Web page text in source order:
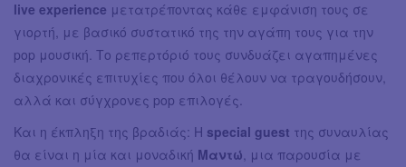
live experience μετατρέποντας κάθε εμφάνιση τους σε
γιορτή, με βασικό συστατικό της την αγάπη τους για την
pop μουσική. Το ρεπερτόριό τους συνδυάζει αγαπημένες
διαχρονικές επιτυχίες που όλοι θέλουν να τραγουδήσουν,
αλλά και σύγχρονες pop επιλογές.
Και η έκπληξη της βραδιάς: Η special guest της συναυλίας
θα είναι η μία και μοναδική Μαντώ, μια παρουσία με